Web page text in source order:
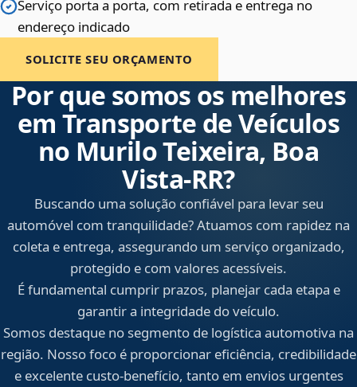
Serviço porta a porta, com retirada e entrega no
endereço indicado
SOLICITE SEU ORÇAMENTO
Por que somos os melhores
em Transporte de Veículos
no Murilo Teixeira, Boa
Vista‑RR?
Buscando uma solução confiável para levar seu
automóvel com tranquilidade? Atuamos com rapidez na
coleta e entrega, assegurando um serviço organizado,
protegido e com valores acessíveis.
É fundamental cumprir prazos, planejar cada etapa e
garantir a integridade do veículo.
Somos destaque no segmento de logística automotiva na
região. Nosso foco é proporcionar eficiência, credibilidade
e excelente custo-benefício, tanto em envios urgentes